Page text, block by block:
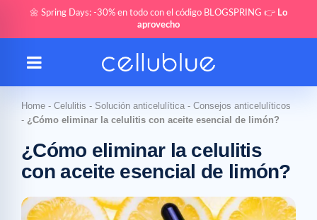
🌼 Spring Days: -30% en todo con el código BLOGSPRING 👉 Lo
aprovecho
Home - Celulitis - Solución anticelulítica - Consejos anticelulíticos
- ¿Cómo eliminar la celulitis con aceite esencial de limón?
¿Cómo eliminar la celulitis
con aceite esencial de limón?